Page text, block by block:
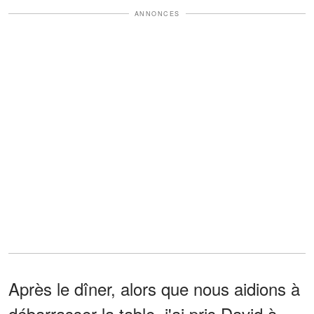
ANNONCES
Après le dîner, alors que nous aidions à